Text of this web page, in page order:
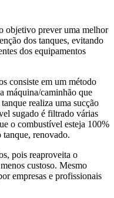
objetivo prever uma melhor
dos tanques, evitando
dos equipamentos
consiste em um método
máquina/caminhão que
realiza uma sucção
sugado é filtrado várias
o combustível esteja 100%
renovado.
pois reaproveita o
custoso. Mesmo
empresas e profissionais